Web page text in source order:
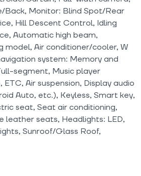
Back, Monitor: Blind Spot/Rear
Hill Descent Control, Idling
Automatic high beam,
model, Air conditioner/cooler, W
system: Memory and
segment, Music player
Air suspension, Display audio
Auto, etc.), Keyless, Smart key,
seat, Seat air conditioning,
leather seats, Headlights: LED,
Sunroof/Glass Roof,